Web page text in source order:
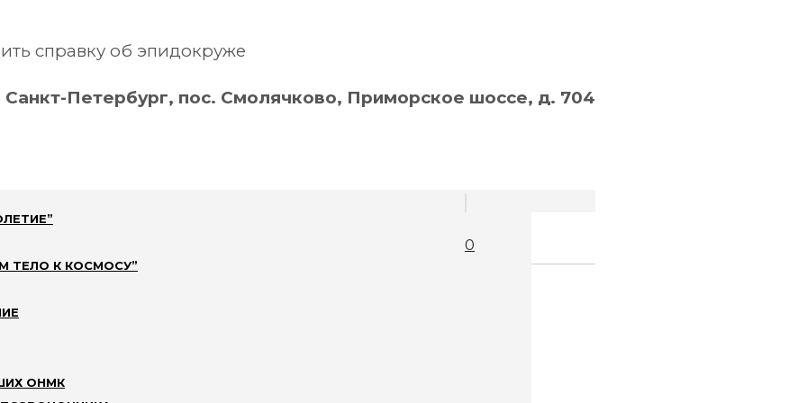
справку об эпидокруже
Санкт-Петербург, пос. Смолячково, Приморское шоссе, д. 704
0
ТЕЛО К КОСМОСУ”
ОНМК